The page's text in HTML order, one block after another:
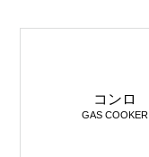
コンロ
GAS COOKER